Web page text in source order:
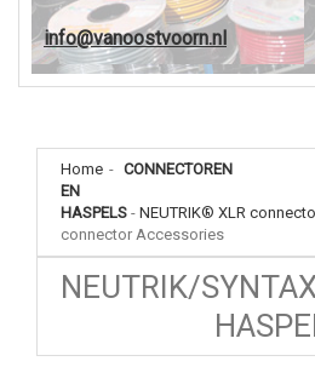
info@vanoostvoorn.nl
Home - CONNECTOREN
EN
HASPELS - NEUTRIK® XLR
connector Accessories
NEUTRIK/